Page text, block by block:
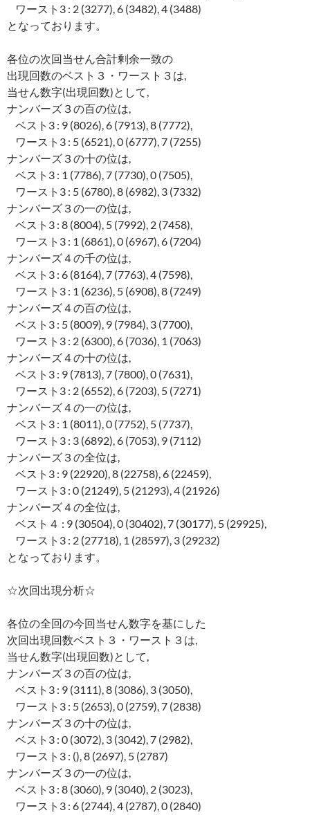
ワースト3 : 2 (3277), 6 (3482), 4 (3488)
となっております。
各位の次回当せん合計剰余一致の
出現回数のベスト３・ワースト３は,
当せん数字(出現回数)として,
ナンバーズ３の百の位は,
ベスト3 : 9 (8026), 6 (7913), 8 (7772),
ワースト3 : 5 (6521), 0 (6777), 7 (7255)
ナンバーズ３の十の位は,
ベスト3 : 1 (7786), 7 (7730), 0 (7505),
ワースト3 : 5 (6780), 8 (6982), 3 (7332)
ナンバーズ３の一の位は,
ベスト3 : 8 (8004), 5 (7992), 2 (7458),
ワースト3 : 1 (6861), 0 (6967), 6 (7204)
ナンバーズ４の千の位は,
ベスト3 : 6 (8164), 7 (7763), 4 (7598),
ワースト3 : 1 (6236), 5 (6908), 8 (7249)
ナンバーズ４の百の位は,
ベスト3 : 5 (8009), 9 (7984), 3 (7700),
ワースト3 : 2 (6300), 6 (7036), 1 (7063)
ナンバーズ４の十の位は,
ベスト3 : 9 (7813), 7 (7800), 0 (7631),
ワースト3 : 2 (6552), 6 (7203), 5 (7271)
ナンバーズ４の一の位は,
ベスト3 : 1 (8011), 0 (7752), 5 (7737),
ワースト3 : 3 (6892), 6 (7053), 9 (7112)
ナンバーズ３の全位は,
ベスト3 : 9 (22920), 8 (22758), 6 (22459),
ワースト3 : 0 (21249), 5 (21293), 4 (21926)
ナンバーズ４の全位は,
ベスト４ : 9 (30504), 0 (30402), 7 (30177), 5 (29925),
ワースト3 : 2 (27718), 1 (28597), 3 (29232)
となっております。
☆次回出現分析☆
各位の全回の今回当せん数字を基にした
次回出現回数ベスト３・ワースト３は,
当せん数字(出現回数)として,
ナンバーズ３の百の位は,
ベスト3 : 9 (3111), 8 (3086), 3 (3050),
ワースト3 : 5 (2653), 0 (2759), 7 (2838)
ナンバーズ３の十の位は,
ベスト3 : 0 (3072), 3 (3042), 7 (2982),
ワースト3 : (), 8 (2697), 5 (2787)
ナンバーズ３の一の位は,
ベスト3 : 8 (3060), 9 (3040), 2 (3023),
ワースト3 : 6 (2744), 4 (2787), 0 (2840)